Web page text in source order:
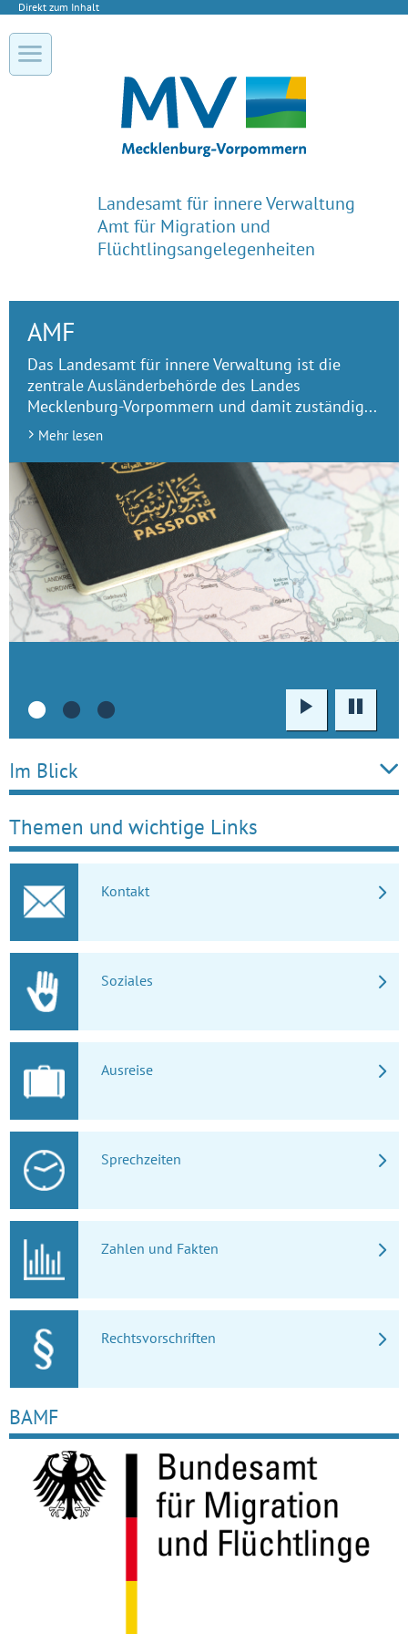
Direkt zum Inhalt
Landesamt für innere Verwaltung
Amt für Migration und
Flüchtlingsangelegenheiten
• • •
WiedergabePause
AMF
Das Landesamt für innere Verwaltung ist die
zentrale Ausländer­behörde des Landes
Mecklenburg-Vorpommern und damit zuständig...
Mehr lesen
Im Blick
Themen und wichtige Links
Kontakt
Soziales
Ausreise
Sprechzeiten
Zahlen und Fakten
Rechtsvorschriften
BAMF